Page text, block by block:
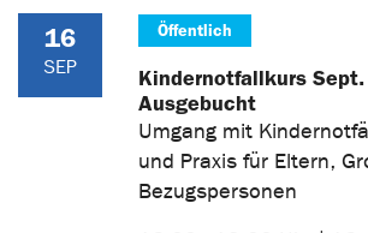
16
SEP
Öffentlich
Kindernotfallkurs
Ausgebucht
Umgang mit
und Praxis für Eltern,
Bezugspersonen